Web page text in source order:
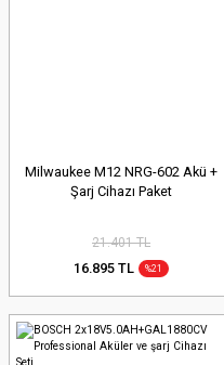
Milwaukee M12 NRG-602 Akü +
Şarj Cihazı Paket
21.401 TL
16.895 TL %21